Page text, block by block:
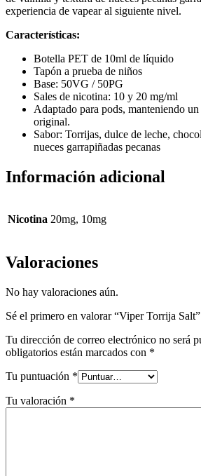
experiencia de vapear al siguiente nivel.
Características:
Botella PET de 10ml de líquido
Tapón a prueba de niños
Base: 50VG / 50PG
Sales de nicotina: 10 y 20 mg/ml
Adaptado para pods, manteniendo
original.
Sabor: Torrijas, dulce de leche,
nueces garrapiñadas pecanas
Información adicional
Nicotina 20mg, 10mg
Valoraciones
No hay valoraciones aún.
Sé el primero en valorar “Viper Torrija Salt”
Tu dirección de correo electrónico no será
obligatorios están marcados con *
Tu puntuación *
Tu valoración *